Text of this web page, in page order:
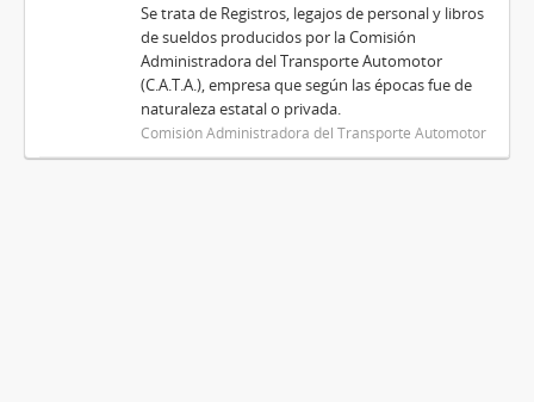
Se trata de Registros, legajos de personal y libros
de sueldos producidos por la Comisión
Administradora del Transporte Automotor
(C.A.T.A.), empresa que según las épocas fue de
naturaleza estatal o privada.
Comisión Administradora del Transporte Automotor